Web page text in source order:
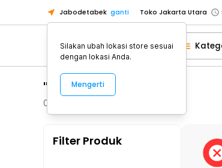
Jabodetabek ganti Toko Jakarta Utara
Toko Tangerang
Toko Cikupa
Toko Jakarta Pusat
Toko Jakarta Utara
"lenovo"
0
Filter Produk
Silakan ubah lokasi store sesuai
dengan lokasi Anda.
Mengerti